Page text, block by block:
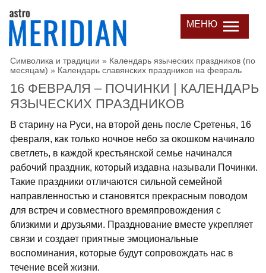
МЕНЮ
Символика и традиции » Календарь языческих праздников (по
месяцам) » Календарь славянских праздников на февраль
16 ФЕВРАЛЯ – ПОЧИНКИ | КАЛЕНДАРЬ
ЯЗЫЧЕСКИХ ПРАЗДНИКОВ
В старину на Руси, на второй день после Сретенья, 16
февраля, как только ночное небо за окошком начинало
светлеть, в каждой крестьянской семье начинался
рабочий праздник, который издавна называли Починки.
Такие праздники отличаются сильной семейной
направленностью и становятся прекрасным поводом
для встреч и совместного времяпровождения с
близкими и друзьями. Празднование вместе укрепляет
связи и создает приятные эмоциональные
воспоминания, которые будут сопровождать нас в
течение всей жизни.